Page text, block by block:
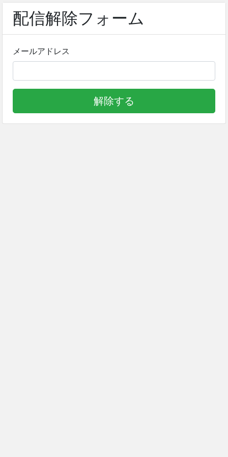
配信解除フォーム
メールアドレス
解除する